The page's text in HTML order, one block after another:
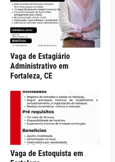
Vaga de Estagiário
Administrativo em
Fortaleza, CE
Vaga de Estoquista em